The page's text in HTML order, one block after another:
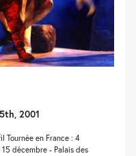
2001
Tournée en France : 4
décembre - Palais des